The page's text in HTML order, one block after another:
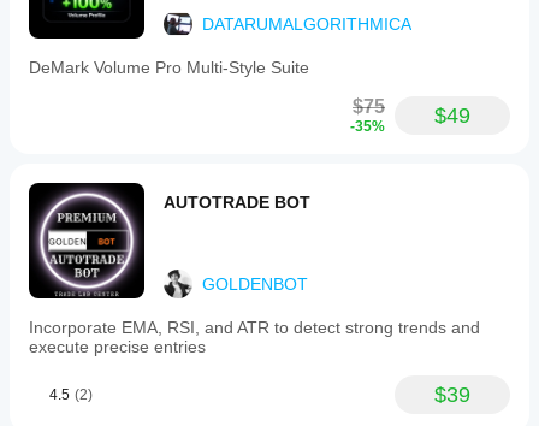
DATARUMALGORITHMICA
DeMark Volume Pro Multi-Style Suite
$75
-35% $49
AUTOTRADE BOT
GOLDENBOT
Incorporate EMA, RSI, and ATR to detect strong trends and
execute precise entries
4.5 (2) $39